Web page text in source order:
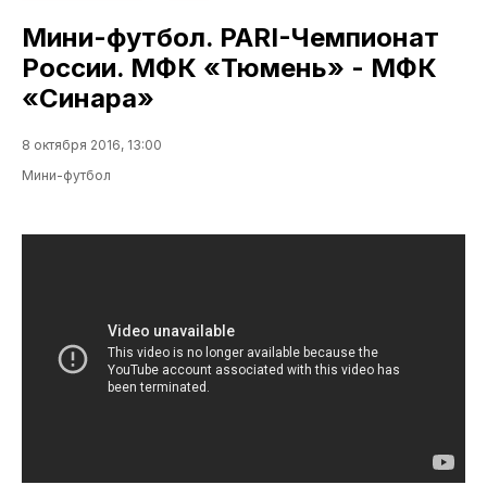
Мини-футбол. PARI-Чемпионат
России. МФК «Тюмень» - МФК
«Синара»
8 октября 2016, 13:00
Мини-футбол